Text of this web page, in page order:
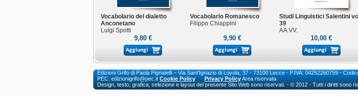
Vocabolario del dialetto
Anconetano
Luigi Spotti
9,80 €
Vocabolario Romanesco
Filippo Chiappini
9,90 €
Studi Linguistici Salentini
39
AA.VV.
10,00 €
Edizioni Grifo di Paola Pignatelli – Via Sant'Ignazio di Loyola, 37 - 73100 Lecce - P.IVA: 04252260759 -
PEC: edizionigrifo@pec.it Cookie Policy Privacy PolicyArea riservata
Design, testo, grafica, selezione e layout del presente Sito Web sono riservati. - © 2012 - Tutti i diritti sono